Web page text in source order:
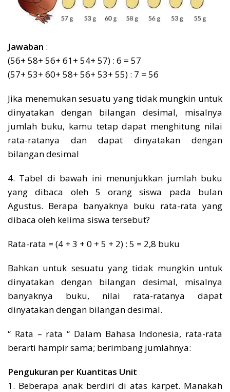
Jawaban :
(56+ 58+ 56+ 61+ 54+ 57) : 6 = 57
(57+ 53+ 60+ 58+ 56+ 53+ 55) : 7 = 56
Jika menemukan sesuatu yang tidak mungkin untuk
dinyatakan dengan bilangan desimal, misalnya
jumlah buku, kamu tetap dapat menghitung nilai
rata-ratanya dan dapat dinyatakan dengan
bilangan desimal
4. Tabel di bawah ini menunjukkan jumlah buku
yang dibaca oleh 5 orang siswa pada bulan
Agustus. Berapa banyaknya buku rata-rata yang
dibaca oleh kelima siswa tersebut?
Rata-rata = (4 + 3 + 0 + 5 + 2) : 5 = 2,8 buku
Bahkan untuk sesuatu yang tidak mungkin untuk
dinyatakan dengan bilangan desimal, misalnya
banyaknya buku, nilai rata-ratanya dapat
dinyatakan dengan bilangan desimal.
“ Rata – rata “ Dalam Bahasa Indonesia, rata-rata
berarti hampir sama; berimbang jumlahnya:
Pengukuran per Kuantitas Unit
1. Beberapa anak berdiri di atas karpet. Manakah